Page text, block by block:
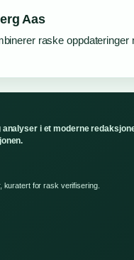
Aas
raske oppdateringer
i et moderne
kuratert for rask verifisering.